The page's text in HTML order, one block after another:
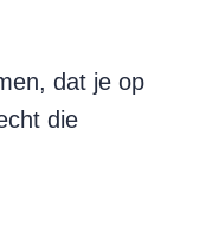
dat je op
die